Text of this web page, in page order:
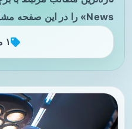
News» را در این صفحه مشاهده می‌کنید.
۱ مطلب